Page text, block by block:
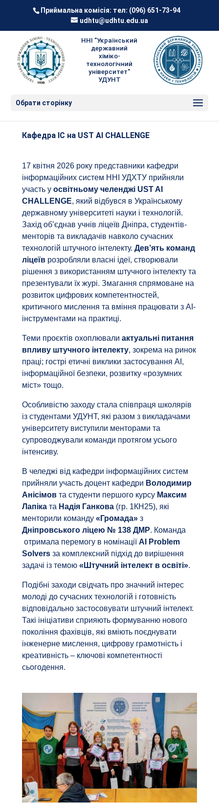
Приймальна комісія: тел: (096) 651-73-94
udhtu@udhtu.edu.ua
ННІ "Український
державний
хіміко-
технологічний
університет"
УДУНТ
Обрати сторінку
Кафедра ІС на UST AI CHALLENGE
17 квітня 2026 року представники кафедри
інформаційних систем ННІ УДХТУ прийняли
участь у освітньому челенджі UST AI
CHALLENGE, який відбувся в Українському
державному університеті науки і технологій.
Захід об’єднав учнів ліцеїв Дніпра, студентів-
менторів та викладачів навколо сучасних
технологій штучного інтелекту. Дев’ять команд
ліцеїврозробляли власні ідеї, створювали
рішення з використанням штучного інтелекту та
презентували їх журі. Змагання спрямоване на
розвиток цифрових компетентностей,
критичного мислення та вміння працювати з AI-
інструментами на практиці.
Теми проєктів охоплювали актуальні питання
впливу штучного інтелекту, зокрема на ринок
праці; гострі етичні виклики застосування AI,
інформаційної безпеки, розвитку «розумних
міст» тощо.
Особливістю заходу стала співпраця школярів
із студентами УДУНТ, які разом з викладачами
університету виступили менторами та
супроводжували команди протягом усього
інтенсиву.
В челеджі від кафедри інформаційних систем
прийняли участь доцент кафедри Володимир
Анісімовта студенти першого курсу Максим
Лапіката Надія Ганкова(гр. 1КН25), які
менторили команду «Громада»з
Дніпровського ліцею № 138 ДМР. Команда
отримала перемогу в номінаціїAI Problem
Solversза комплексний підхід до вирішення
задачі із темою «Штучний інтелект в освіті».
Подібні заходи свідчать про значний інтерес
молоді до сучасних технологій і готовність
відповідально застосовувати штучний інтелект.
Такі ініціативи сприяють формуванню нового
покоління фахівців, які вміють поєднувати
інженерне мислення, цифрову грамотність і
креативність – ключові компетентності
сьогодення.